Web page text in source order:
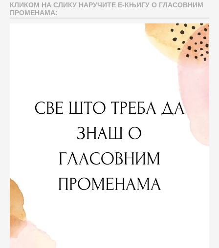
КЛИКОМ НА СЛИКУ НАРУЧИТЕ Е-КЊИГУ О ГЛАСОВНИМ
ПРОМЕНАМА: